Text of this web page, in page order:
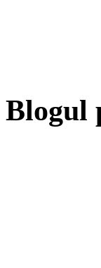
Blogul